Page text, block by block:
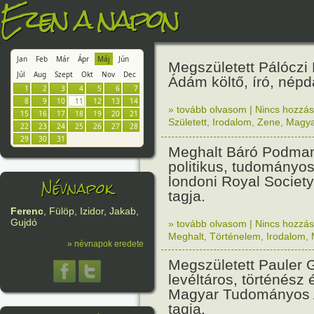
Ezen a napon
Jan Feb Már Ápr Máj
Jún
Júl
Aug Szept Okt Nov
Dec
1
2 3 4 5 6
7
8
9 10 11 12 13
14
15
16 17 18 19 20
21
22
23 24 25 26 27
28
29
30 31
Névnapok
Ferenc, Fülöp, Izidor, Jakab,
Gujdó
» névnapok eredete
Megszületett Pálóczi
Ádám költő, író,
» tovább olvasom | Nincs
Született Irodalom Zene
Meghalt Báró
politikus,
londoni Royal
tagja.
» tovább olvasom | Nincs
Meghalt Történelem Irodalom
Megszületett Pauler
levéltáros, történész
Magyar
tagja.